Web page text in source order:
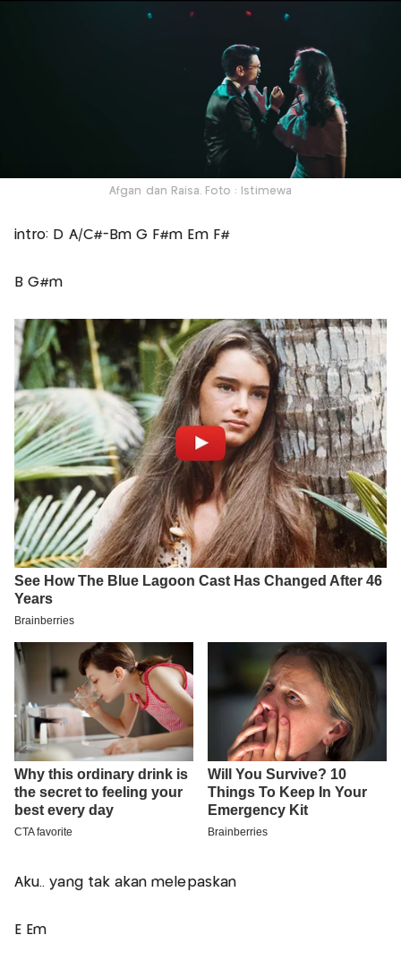
Afgan dan Raisa. Foto : Istimewa
intro: D A/C#-Bm G F#m Em F#
B G#m
Aku.. yang tak akan melepaskan
E Em